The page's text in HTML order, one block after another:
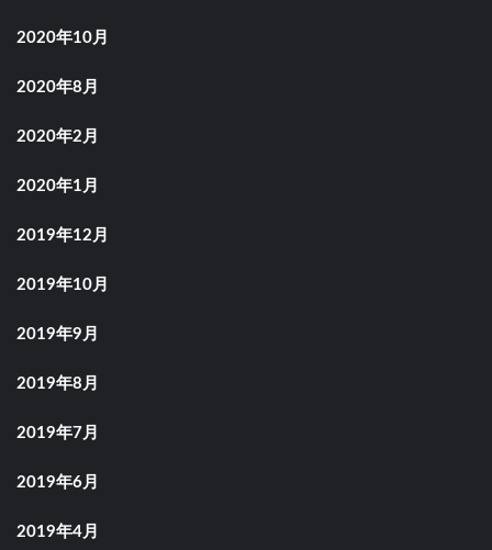
2020年10月
2020年8月
2020年2月
2020年1月
2019年12月
2019年10月
2019年9月
2019年8月
2019年7月
2019年6月
2019年4月